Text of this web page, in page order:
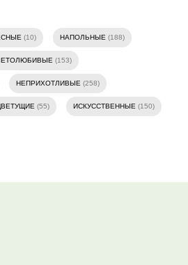
(10) НАПОЛЬНЫЕ(188)
(153)
НЕПРИХОТЛИВЫЕ(258)
(55) ИСКУССТВЕННЫЕ(150)